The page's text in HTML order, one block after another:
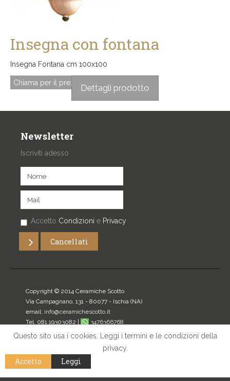
Insegna con fontana
Insegna Fontana cm 100x100
Chiama per il prezzo
Dettagli prodotto
Newsletter
Iscriviti adesso
Accetto Condizioni e Privacy
Copyright © 2014 Ceramiche Scotto
Via Campagnano, 131 - 80077 - Ischia (NA)
email: info@ceramichescotto.it
Tel. 081.19303082 |
3476366768
P.IVA: 07272340634
|Mappa del sito
Questo sito usa i cookies. Leggi i termini e le condizioni della
privacy.
Accetto Leggi